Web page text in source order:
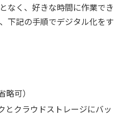
なく、好きな時間に作業でき
下記の手順でデジタル化をす
可）
とクラウドストレージにバッ